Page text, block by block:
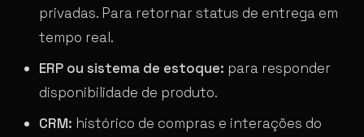
privadas. Para retornar status de entrega em
tempo real.
ERP ou sistema de estoque: para responder
disponibilidade de produto.
CRM: histórico de compras e interações do